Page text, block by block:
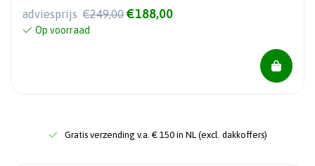
adviesprijs €249,00 €188,00
Op voorraad
Gratis verzending v.a. € 150 in NL (excl. dakkoffers)